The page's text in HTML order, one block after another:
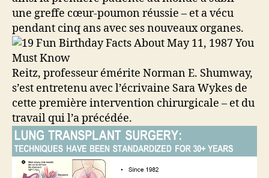
une greffe cœur-poumon réussie – et a vécu
pendant cinq ans avec ses nouveaux organes.
Reitz, professeur émérite Norman E. Shumway,
s’est entretenu avec l’écrivaine Sara Wykes de
cette première intervention chirurgicale – et du
travail qui l’a précédée.